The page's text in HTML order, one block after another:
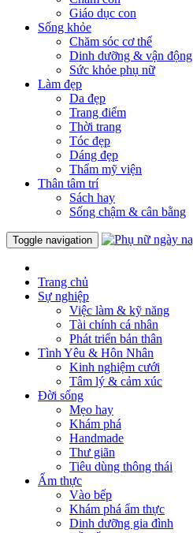
Giáo dục con
Sống khỏe
Chăm sóc cơ thể
Dinh dưỡng & vận động
Sức khỏe phụ nữ
Làm đẹp
Da đẹp
Trang điểm
Thời trang
Tóc đẹp
Dáng đẹp
Thẩm mỹ viện
Thân tâm trí
Sách hay
Sống chậm & cân bằng
Toggle navigation
Trang chủ
Sự nghiệp
Việc làm & kỹ năng
Tài chính cá nhân
Phát triển bản thân
Tình Yêu & Hôn Nhân
Kinh nghiệm cưới
Tâm lý & cảm xúc
Đời sống
Mẹo hay
Khám phá
Handmade
Thư giãn
Tiêu dùng thông thái
Ẩm thực
Vào bếp
Khám phá ẩm thực
Dinh dưỡng gia đình